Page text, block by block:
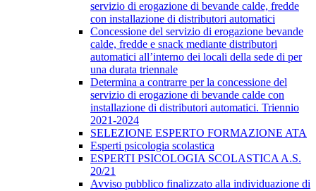
servizio di erogazione di bevande calde, fredde
con installazione di distributori automatici
Concessione del servizio di erogazione bevande
calde, fredde e snack mediante distributori
automatici all’interno dei locali della sede di per
una durata triennale
Determina a contrarre per la concessione del
servizio di erogazione di bevande calde con
installazione di distributori automatici. Triennio
2021-2024
SELEZIONE ESPERTO FORMAZIONE ATA
Esperti psicologia scolastica
ESPERTI PSICOLOGIA SCOLASTICA A.S.
20/21
Avviso pubblico finalizzato alla individuazione di